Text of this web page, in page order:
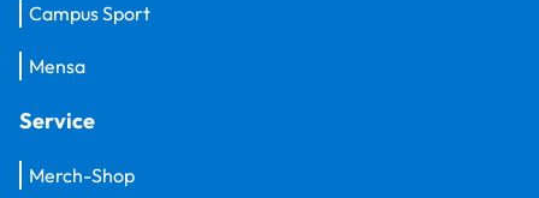
Campus Sport
Mensa
Service
Merch-Shop